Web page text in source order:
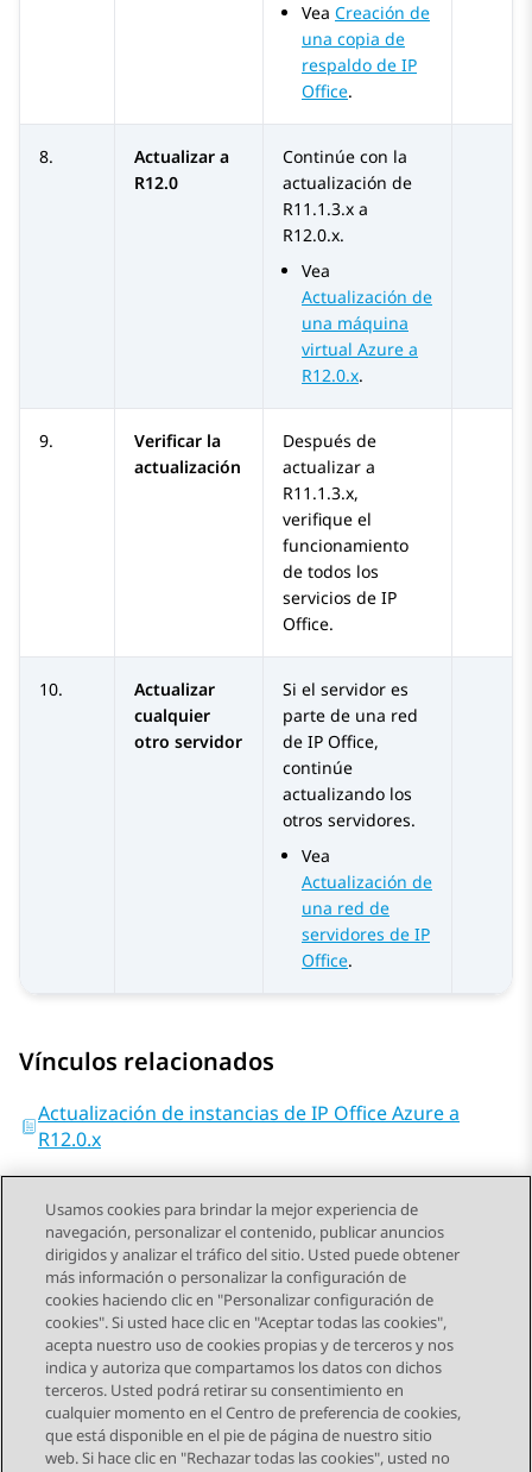
Vea Creación de
una copia de
respaldo de IP
Office.
8.
Actualizar a
R12.0
Continúe con la
actualización de
R11.1.3.x a
R12.0.x.
Vea
Actualización de
una máquina
virtual Azure a
R12.0.x.
9.
Verificar la
actualización
Después de
actualizar a
R11.1.3.x,
verifique el
funcionamiento
de todos los
servicios de IP
Office.
10.
Actualizar
cualquier
otro servidor
Si el servidor es
parte de una red
de IP Office,
continúe
actualizando los
otros servidores.
Vea
Actualización de
una red de
servidores de IP
Office.
Vínculos relacionados
Actualización de instancias de IP Office Azure a
R12.0.x
Send Feedback
Navegación de tema
Tema anterior Tema siguiente
Usamos cookies para brindar la mejor experiencia de
navegación, personalizar el contenido, publicar anuncios
dirigidos y analizar el tráfico del sitio. Usted puede obtener
más información o personalizar la configuración de
cookies haciendo clic en "Personalizar configuración de
cookies". Si usted hace clic en "Aceptar todas las cookies",
acepta nuestro uso de cookies propias y de terceros y nos
indica y autoriza que compartamos los datos con dichos
terceros. Usted podrá retirar su consentimiento en
cualquier momento en el Centro de preferencia de cookies,
que está disponible en el pie de página de nuestro sitio
web. Si hace clic en "Rechazar todas las cookies", usted no